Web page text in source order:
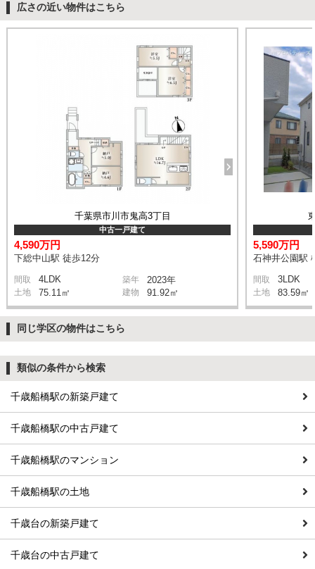
広さの近い物件はこちら
千葉県市川市鬼高3丁目
中古一戸建て
4,590万円
下総中山駅 徒歩12分
間取 4LDK 築年 2023年
土地 75.11㎡ 建物 91.92㎡
5,590万円
石神井公園駅
間取 3LDK
土地 83.59㎡
同じ学区の物件はこちら
類似の条件から検索
千歳船橋駅の新築戸建て
千歳船橋駅の中古戸建て
千歳船橋駅のマンション
千歳船橋駅の土地
千歳台の新築戸建て
千歳台の中古戸建て